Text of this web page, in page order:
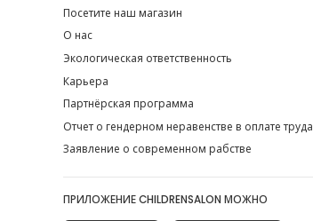
Посетите наш магазин
О нас
Экологическая ответственность
Карьера
Партнёрская программа
Отчет о гендерном неравенстве в оплате труда
Заявление о современном рабстве
ПРИЛОЖЕНИЕ CHILDRENSALON МОЖНО